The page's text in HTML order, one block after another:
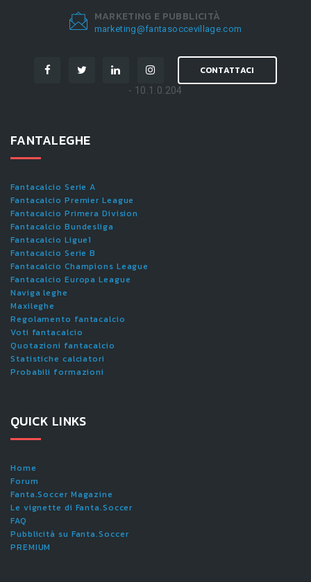
MARKETING E PUBBLICITÀ
marketing@fantasoccevillage.com
CONTATTACI
- 10.1.0.204
FANTALEGHE
Fantacalcio Serie A
Fantacalcio Premier League
Fantacalcio Primera Division
Fantacalcio Bundesliga
Fantacalcio Ligue1
Fantacalcio Serie B
Fantacalcio Champions League
Fantacalcio Europa League
Naviga leghe
Maxileghe
Regolamento fantacalcio
Voti fantacalcio
Quotazioni fantacalcio
Statistiche calciatori
Probabili formazioni
QUICK LINKS
Home
Forum
Fanta.Soccer Magazine
Le vignette di Fanta.Soccer
FAQ
Pubblicità su Fanta.Soccer
PREMIUM